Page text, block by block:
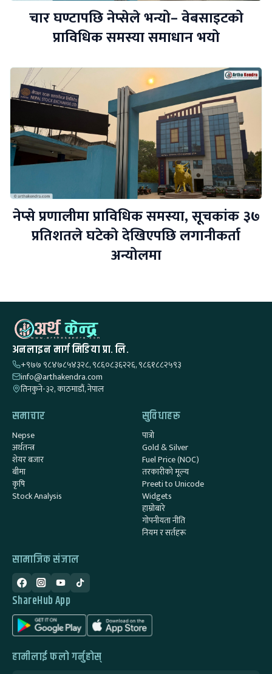
चार घण्टापछि नेप्सेले भन्यो– वेबसाइटको
प्राविधिक समस्या समाधान भयो
नेप्से प्रणालीमा प्राविधिक समस्या, सूचकांक ३७
प्रतिशतले घटेको देखिएपछि लगानीकर्ता
अन्योलमा
अनलाइन मार्ग मिडिया प्रा. लि.
+९७७ ९८४७८५४३२८, ९८६०८३६२२६, ९८६१८८२५९३
info@arthakendra.com
तिनकुने-३२, काठमाडौं, नेपाल
समाचार
Nepse
अर्थतन्त्र
शेयर बजार
बीमा
कृषि
Stock Analysis
सुविधाहरू
पात्रो
Gold & Silver
Fuel Price (NOC)
तरकारीको मूल्य
Preeti to Unicode
Widgets
हाम्रोबारे
गोपनीयता नीति
नियम र सर्तहरू
सामाजिक संजाल
ShareHub App
हामीलाई फलो गर्नुहोस्